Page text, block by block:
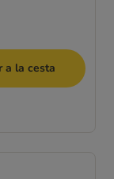
a la cesta